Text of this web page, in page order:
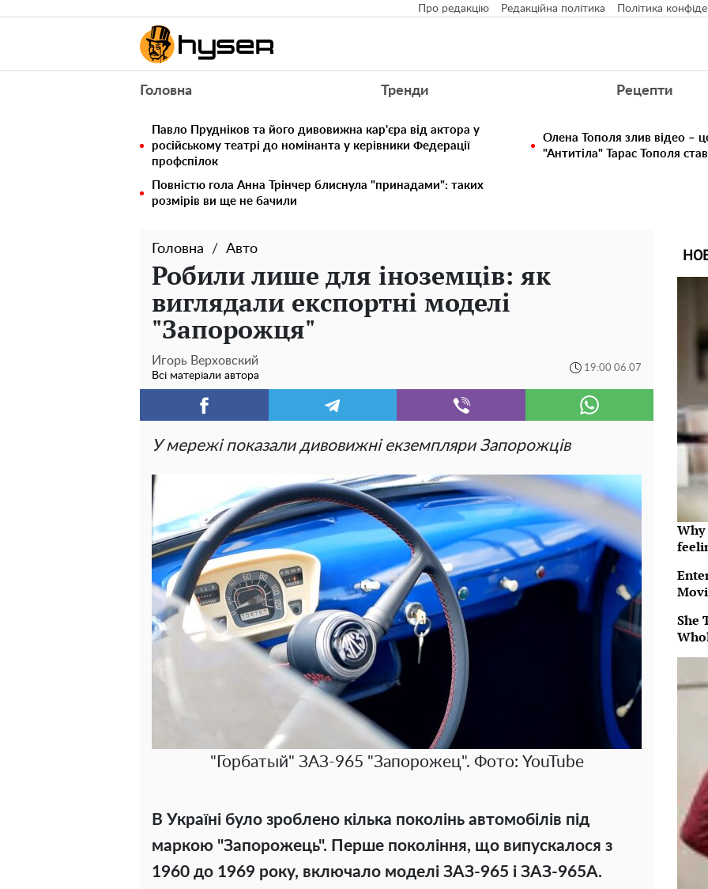
Про редакцію Редакційна політика Політика
Головна Тренди Рецепти
Павло Прудніков та його дивовижна кар'єра від актора у
російському театрі до номінанта у керівники Федерації
профспілок
Олена Тополя злив відео –
"Антитіла" Тарас Тополя
Повністю гола Анна Трінчер блиснула "принадами": таких
розмірів ви ще не бачили
Головна Авто
Робили лише для іноземців: як
виглядали експортні моделі
"Запорожця"
Игорь Верховский
Всі матеріали автора
19:00 06.07
У мережі показали дивовижні екземпляри Запорожців
"Горбатый" ЗАЗ-965 "Запорожец". Фото: YouTube
В Україні було зроблено кілька поколінь автомобілів під
маркою "Запорожець". Перше покоління, що випускалося з
1960 до 1969 року, включало моделі ЗАЗ-965 і ЗАЗ-965А.
She